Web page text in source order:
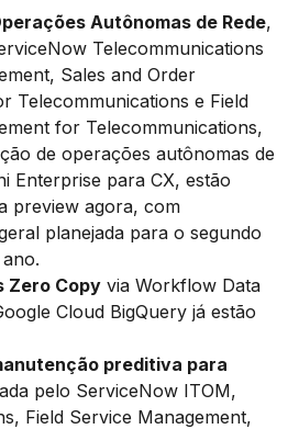
Autônomas de Rede,
Telecommunications
Sales and Order
Telecommunications e Field
for Telecommunications,
de operações autônomas de
Enterprise para CX, estão
preview agora, com
planejada para o segundo
Zero Copy via Workflow Data
Cloud BigQuery já estão
preditiva para
pelo ServiceNow ITOM,
Field Service Management,